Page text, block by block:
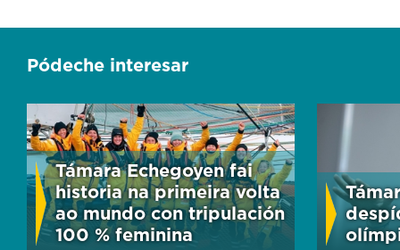
Pódeche interesar
Támara Echegoyen fai
historia na primeira volta
ao mundo con tripulación
100 % feminina